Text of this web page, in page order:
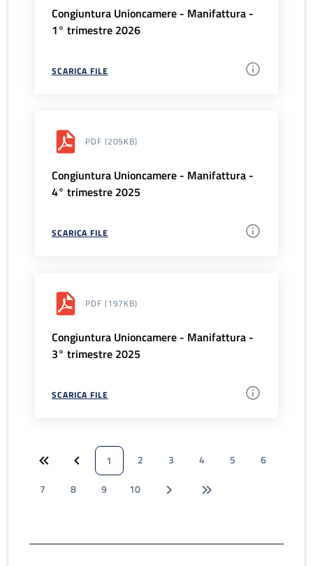
Congiuntura Unioncamere - Manifattura -
1° trimestre 2026
SCARICA FILE
PDF (205KB)
Congiuntura Unioncamere - Manifattura -
4° trimestre 2025
SCARICA FILE
PDF (197KB)
Congiuntura Unioncamere - Manifattura -
3° trimestre 2025
SCARICA FILE
1 2 3 4 5
6
7
8 9 10